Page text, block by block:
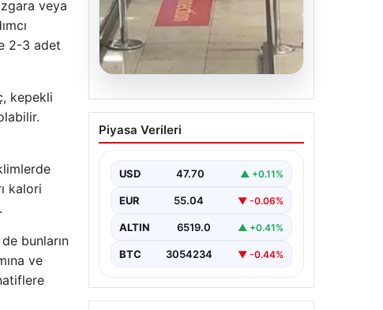
veya
2-3 adet
kepekli
kalori
bunların
ve
05.08.2026
2 yaşındaki bebeği
Heimlich manevrasıyla
{“title”: “2 Yaşındaki Bebeği
Görevlilere Ödül Verildi”,
Piyasa Verileri
USD 47.70 ▲ +0.11%
EUR 55.04 ▼ -0.06%
ALTIN 6519.0 ▲ +0.41%
BTC 3054234 ▼ -0.44%